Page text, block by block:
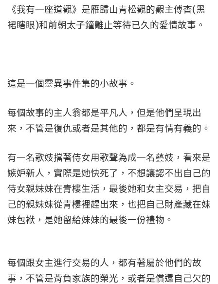
《我有一座道觀》是雁歸山青松觀的觀主傅杳(黑
裙瞎眼)和前朝太子鐘離止等待已久的愛情故事。
這是一個靈異事件集的小故事。
每個故事的主人翁都是平凡人，但是他們呈現出
來，不管是復仇或者是其他的，都是有情有義的。
有一名歌妓擋著侍女用歌聲為成一名藝妓，看來是
嫉妒新人，實際是她快死了，不想讓認不出自己的
侍女親妹妹在青樓生活，最後她和女主交易，把自
己的親妹妹從青樓裡趕出來，也把自己財產藏在妹
妹包袱，是她留給妹妹的最後一份禮物。
每個跟女主進行交易的人，都有著屬於他們的故
事，不管是背負家族的榮光，或者是償還自己欠的